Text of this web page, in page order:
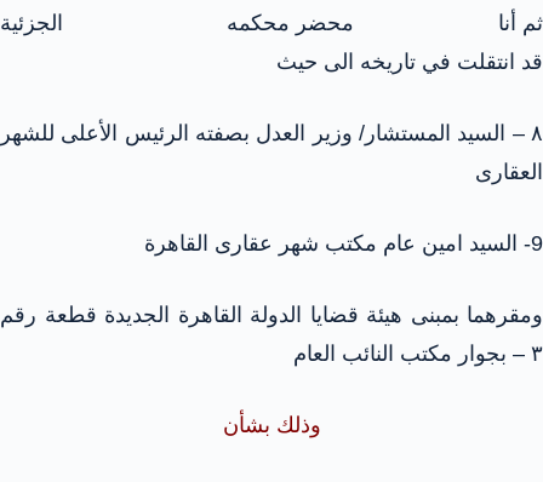
ثم أنا محضر محكمه الجزئية
قد انتقلت في تاريخه الى حيث
۸ – السيد المستشار/ وزير العدل بصفته الرئيس الأعلى للشهر
العقارى
9- السيد امين عام مكتب شهر عقارى القاهرة
ومقرهما بمبنى هيئة قضايا الدولة القاهرة الجديدة قطعة رقم
۳ – بجوار مكتب النائب العام
وذلك بشأن